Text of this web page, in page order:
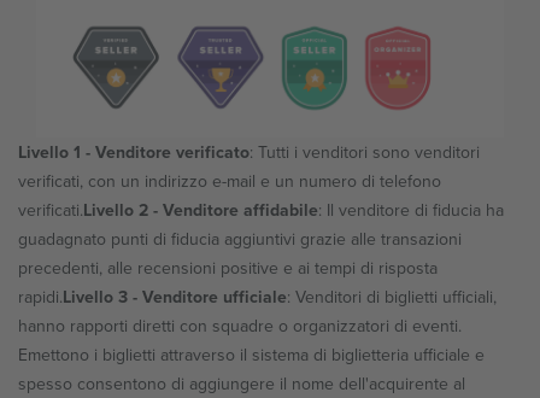
Livello 1 - Venditore verificato: Tutti i venditori sono venditori
verificati, con un indirizzo e-mail e un numero di telefono
verificati.Livello 2 - Venditore affidabile: Il venditore di fiducia ha
guadagnato punti di fiducia aggiuntivi grazie alle transazioni
precedenti, alle recensioni positive e ai tempi di risposta
rapidi.Livello 3 - Venditore ufficiale: Venditori di biglietti ufficiali,
hanno rapporti diretti con squadre o organizzatori di eventi.
Emettono i biglietti attraverso il sistema di biglietteria ufficiale e
spesso consentono di aggiungere il nome dell'acquirente al